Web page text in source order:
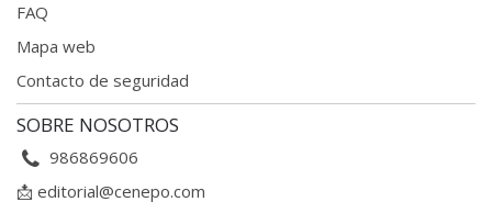
FAQ
Mapa web
Contacto de seguridad
SOBRE NOSOTROS
986869606
📩 editorial@cenepo.com